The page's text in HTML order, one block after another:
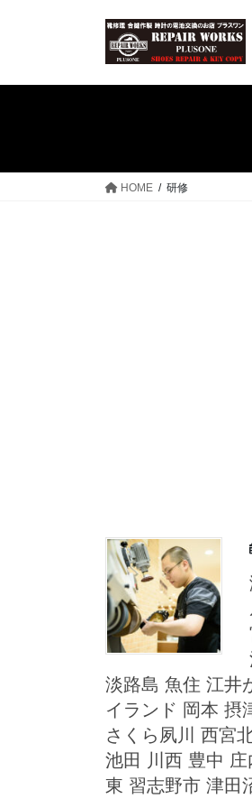
HOME 研修
淡路島 魚住 江井
イランド 岡本 摂
さくら夙川 西宮
池田 川西 豊中
東 習志野市 津田